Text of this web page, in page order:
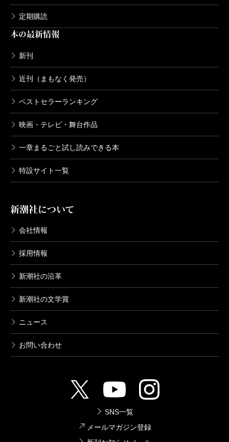
定期購読
本の最新情報
新刊
近刊（まもなく発売）
ベストセラーランキング
映画・テレビ・舞台作品
一章まるごと試し読みできる本
特設サイト一覧
新潮社について
会社情報
採用情報
新潮社の沿革
新潮社の文学賞
ニュース
お問い合わせ
SNS一覧
メールマガジン登録